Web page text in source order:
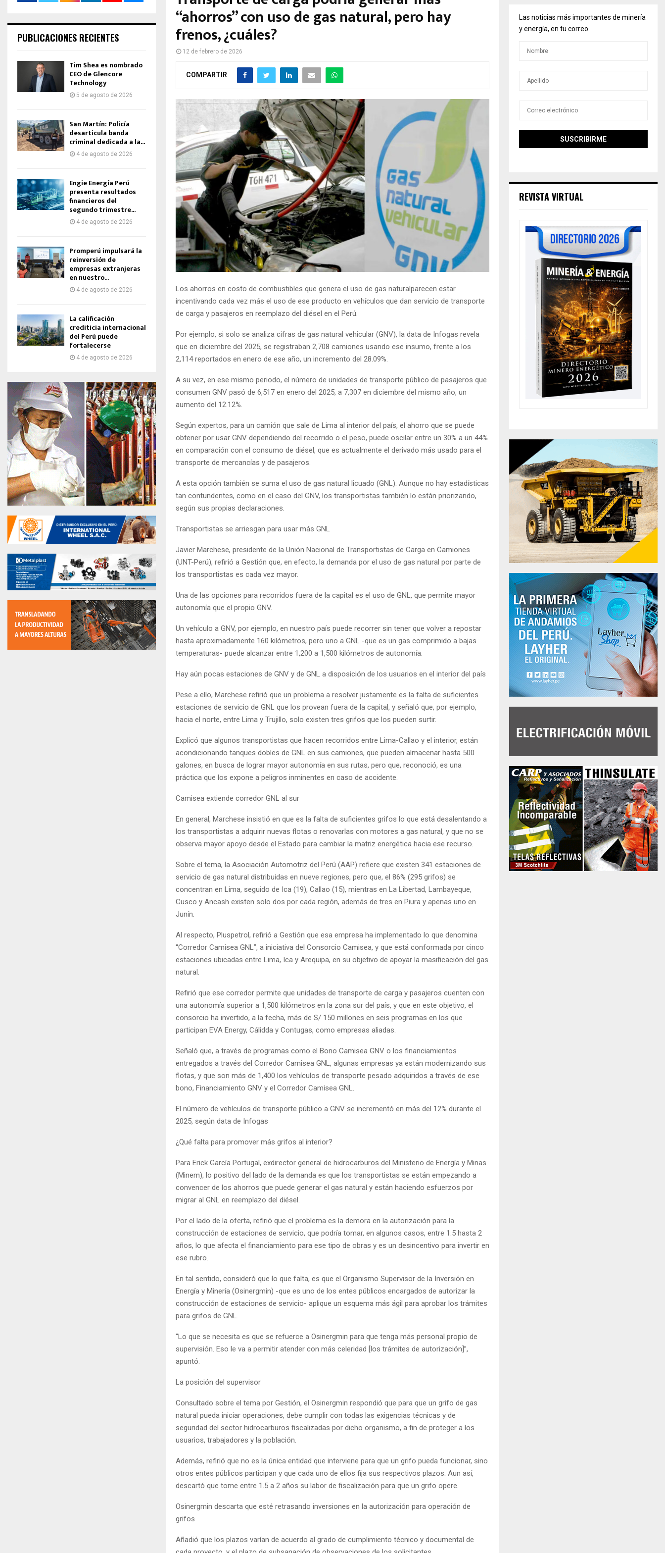
“ahorros” con uso de gas natural, pero hay
frenos, ¿cuáles?
12 de febrero de 2026
COMPARTIR
Los ahorros en costo de combustibles que genera el uso de gas naturalparecen estar
incentivando cada vez más el uso de ese producto en vehículos que dan servicio de transporte
de carga y pasajeros en reemplazo del diésel en el Perú.
Por ejemplo, si solo se analiza cifras de gas natural vehicular (GNV), la data de Infogas revela
que en diciembre del 2025, se registraban 2,708 camiones usando ese insumo, frente a los
2,114 reportados en enero de ese año, un incremento del 28.09%.
A su vez, en ese mismo periodo, el número de unidades de transporte público de pasajeros que
consumen GNV pasó de 6,517 en enero del 2025, a 7,307 en diciembre del mismo año, un
aumento del 12.12%.
Según expertos, para un camión que sale de Lima al interior del país, el ahorro que se puede
obtener por usar GNV dependiendo del recorrido o el peso, puede oscilar entre un 30% a un 44%
en comparación con el consumo de diésel, que es actualmente el derivado más usado para el
transporte de mercancías y de pasajeros.
A esta opción también se suma el uso de gas natural licuado (GNL). Aunque no hay estadísticas
tan contundentes, como en el caso del GNV, los transportistas también lo están priorizando,
según sus propias declaraciones.
Transportistas se arriesgan para usar más GNL
Javier Marchese, presidente de la Unión Nacional de Transportistas de Carga en Camiones
(UNT-Perú), refirió a Gestión que, en efecto, la demanda por el uso de gas natural por parte de
los transportistas es cada vez mayor.
Una de las opciones para recorridos fuera de la capital es el uso de GNL, que permite mayor
autonomía que el propio GNV.
Un vehículo a GNV, por ejemplo, en nuestro país puede recorrer sin tener que volver a repostar
hasta aproximadamente 160 kilómetros, pero uno a GNL -que es un gas comprimido a bajas
temperaturas- puede alcanzar entre 1,200 a 1,500 kilómetros de autonomía.
Hay aún pocas estaciones de GNV y de GNL a disposición de los usuarios en el interior del país
Pese a ello, Marchese refirió que un problema a resolver justamente es la falta de suficientes
estaciones de servicio de GNL que los provean fuera de la capital, y señaló que, por ejemplo,
hacia el norte, entre Lima y Trujillo, solo existen tres grifos que los pueden surtir.
Explicó que algunos transportistas que hacen recorridos entre Lima-Callao y el interior, están
acondicionando tanques dobles de GNL en sus camiones, que pueden almacenar hasta 500
galones, en busca de lograr mayor autonomía en sus rutas, pero que, reconoció, es una
práctica que los expone a peligros inminentes en caso de accidente.
Camisea extiende corredor GNL al sur
En general, Marchese insistió en que es la falta de suficientes grifos lo que está desalentando a
los transportistas a adquirir nuevas flotas o renovarlas con motores a gas natural, y que no se
observa mayor apoyo desde el Estado para cambiar la matriz energética hacia ese recurso.
Sobre el tema, la Asociación Automotriz del Perú (AAP) refiere que existen 341 estaciones de
servicio de gas natural distribuidas en nueve regiones, pero que, el 86% (295 grifos) se
concentran en Lima, seguido de Ica (19), Callao (15), mientras en La Libertad, Lambayeque,
Cusco y Ancash existen solo dos por cada región, además de tres en Piura y apenas uno en
Junín.
Al respecto, Pluspetrol, refirió a Gestión que esa empresa ha implementado lo que denomina
“Corredor Camisea GNL”, a iniciativa del Consorcio Camisea, y que está conformada por cinco
estaciones ubicadas entre Lima, Ica y Arequipa, en su objetivo de apoyar la masificación del gas
natural.
Refirió que ese corredor permite que unidades de transporte de carga y pasajeros cuenten con
una autonomía superior a 1,500 kilómetros en la zona sur del país, y que en este objetivo, el
consorcio ha invertido, a la fecha, más de S/ 150 millones en seis programas en los que
participan EVA Energy, Cálidda y Contugas, como empresas aliadas.
Señaló que, a través de programas como el Bono Camisea GNV o los financiamientos
entregados a través del Corredor Camisea GNL, algunas empresas ya están modernizando sus
flotas, y que son más de 1,400 los vehículos de transporte pesado adquiridos a través de ese
bono, Financiamiento GNV y el Corredor Camisea GNL.
El número de vehículos de transporte público a GNV se incrementó en más del 12% durante el
2025, según data de Infogas
¿Qué falta para promover más grifos al interior?
Para Erick García Portugal, exdirector general de hidrocarburos del Ministerio de Energía y Minas
(Minem), lo positivo del lado de la demanda es que los transportistas se están empezando a
convencer de los ahorros que puede generar el gas natural y están haciendo esfuerzos por
migrar al GNL en reemplazo del diésel.
Por el lado de la oferta, refirió que el problema es la demora en la autorización para la
construcción de estaciones de servicio, que podría tomar, en algunos casos, entre 1.5 hasta 2
años, lo que afecta el financiamiento para ese tipo de obras y es un desincentivo para invertir en
ese rubro.
En tal sentido, consideró que lo que falta, es que el Organismo Supervisor de la Inversión en
Energía y Minería (Osinergmin) -que es uno de los entes públicos encargados de autorizar la
construcción de estaciones de servicio- aplique un esquema más ágil para aprobar los trámites
para grifos de GNL.
“Lo que se necesita es que se refuerce a Osinergmin para que tenga más personal propio de
supervisión. Eso le va a permitir atender con más celeridad [los trámites de autorización]”,
apuntó.
La posición del supervisor
Consultado sobre el tema por Gestión, el Osinergmin respondió que para que un grifo de gas
natural pueda iniciar operaciones, debe cumplir con todas las exigencias técnicas y de
seguridad del sector hidrocarburos fiscalizadas por dicho organismo, a fin de proteger a los
usuarios, trabajadores y la población.
Además, refirió que no es la única entidad que interviene para que un grifo pueda funcionar, sino
otros entes públicos participan y que cada uno de ellos fija sus respectivos plazos. Aun así,
descartó que tome entre 1.5 a 2 años su labor de fiscalización para que un grifo opere.
Osinergmin descarta que esté retrasando inversiones en la autorización para operación de
grifos
Añadió que los plazos varían de acuerdo al grado de cumplimiento técnico y documental de
PUBLICACIONES RECIENTES
Tim Shea es nombrado
CEO de Glencore
Technology
5 de agosto de 2026
San Martín: Policía
desarticula banda
criminal dedicada a la...
4 de agosto de 2026
Engie Energía Perú
presenta resultados
financieros del
segundo trimestre...
4 de agosto de 2026
Promperú impulsará la
reinversión de
empresas extranjeras
en nuestro...
4 de agosto de 2026
La calificación
crediticia internacional
del Perú puede
fortalecerse
4 de agosto de 2026
Las noticias más importantes de minería
y energía, en tu correo.
REVISTA VIRTUAL